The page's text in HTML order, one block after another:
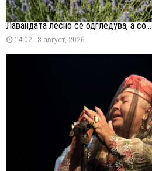
Лавандата лесно се одгледува, а со...
14:02 - 8 август, 2026